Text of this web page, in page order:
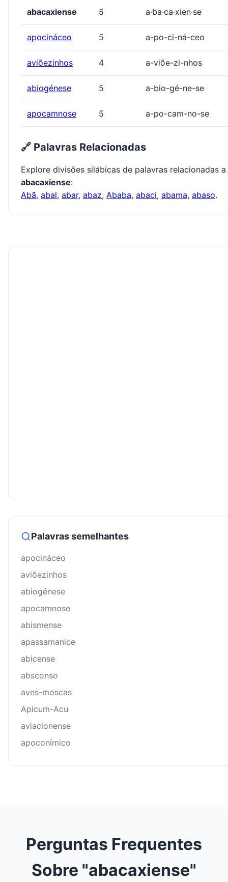
abacaxiense 5 a·ba·ca·xien·se
apocináceo 5 a-po-ci-ná-ceo
aviõezinhos 4 a-viõe-zi-nhos
abiogénese 5 a-bio-gé-ne-se
apocamnose 5 a-po-cam-no-se
🔗 Palavras Relacionadas
Explore divisões silábicas de palavras relacionadas a
abacaxiense:
Abã, abal, abar, abaz, Ababa, abaci, abama, abaso.
Palavras semelhantes
apocináceo
aviõezinhos
abiogénese
apocamnose
abismense
apassamanice
abicense
absconso
aves-moscas
Apicum-Acu
aviacionense
apoconímico
Perguntas Frequentes
Sobre "abacaxiense"